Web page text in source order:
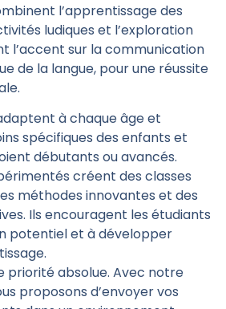
l’apprentissage des
ludiques et l’exploration
l’accent sur la communication
de la langue, pour une réussite
à chaque âge et
spécifiques des enfants et
débutants ou avancés.
créent des classes
méthodes innovantes et des
Ils encouragent les étudiants
potentiel et à développer
priorité absolue. Avec notre
proposons d’envoyer vos